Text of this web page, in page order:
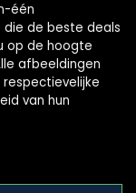
één
die de beste deals
op de hoogte
afbeeldingen
van hun